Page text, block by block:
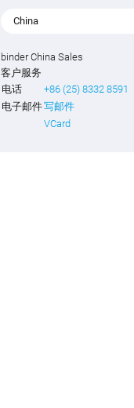
China
binder China Sales
客户服务
电话
+86 (25) 8332 8591
电子邮件写邮件
VCard